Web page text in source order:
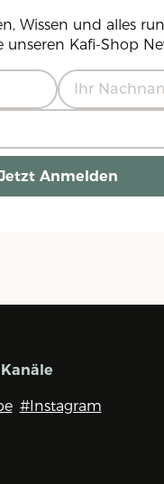
Wissen und alles
unseren Kafi-Shop
Anmelden
#Instagram